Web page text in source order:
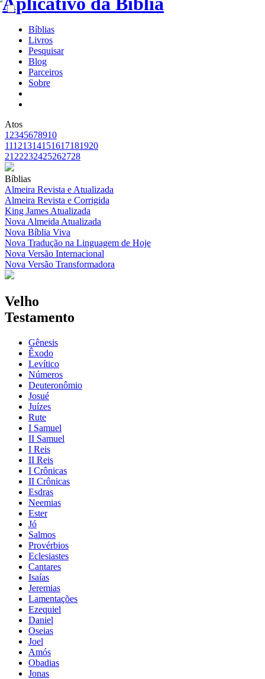
Bíblias
Livros
Pesquisar
Blog
Parceiros
Sobre
Atos
1 2345678910
11121314151617181920
21 22232425262728
Bíblias
Almeira Revista e Atualizada
Almeira Revista e Corrigida
King James Atualizada
Nova Almeida Atualizada
Nova Bíblia Viva
Nova Tradução na Linguagem de Hoje
Nova Versão Internacional
Nova Versão Transformadora
Velho
Testamento
Gênesis
Êxodo
Levítico
Números
Deuteronômio
Josué
Juízes
Rute
I Samuel
II Samuel
I Reis
II Reis
I Crônicas
II Crônicas
Esdras
Neemias
Ester
Jó
Salmos
Provérbios
Eclesiastes
Cantares
Isaías
Jeremias
Lamentações
Ezequiel
Daniel
Oseias
Joel
Amós
Obadias
Jonas